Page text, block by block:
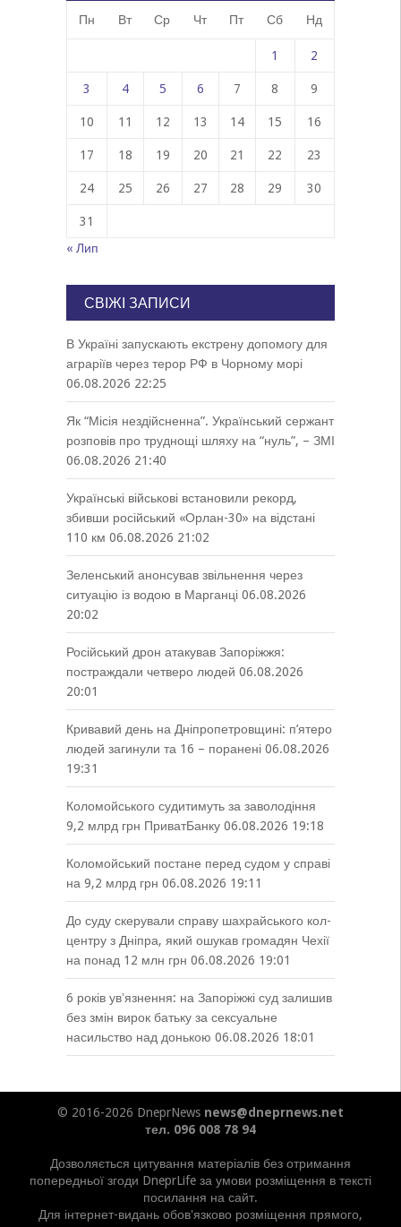
Пн Вт Ср Чт Пт Сб Нд
1 2
3 4 5 6 7 8 9
10 11 12 13 14 15 16
17 18 19 20 21 22 23
24 25 26 27 28 29 30
31
« Лип
СВІЖІ ЗАПИСИ
В Україні запускають екстрену допомогу для
аграріїв через терор РФ в Чорному морі
06.08.2026 22:25
Як “Місія нездійсненна”. Український сержант
розповів про труднощі шляху на “нуль”, – ЗМІ
06.08.2026 21:40
Українські військові встановили рекорд,
збивши російський «Орлан-30» на відстані
110 км 06.08.2026 21:02
Зеленський анонсував звільнення через
ситуацію із водою в Марганці 06.08.2026
20:02
Російський дрон атакував Запоріжжя:
постраждали четверо людей 06.08.2026
20:01
Кривавий день на Дніпропетровщині: п’ятеро
людей загинули та 16 – поранені 06.08.2026
19:31
Коломойського судитимуть за заволодіння
9,2 млрд грн ПриватБанку 06.08.2026 19:18
Коломойський постане перед судом у справі
на 9,2 млрд грн 06.08.2026 19:11
До суду скерували справу шахрайського кол-
центру з Дніпра, який ошукав громадян Чехії
на понад 12 млн грн 06.08.2026 19:01
6 років увʼязнення: на Запоріжжі суд залишив
без змін вирок батьку за сексуальне
насильство над донькою 06.08.2026 18:01
© 2016-2026 DneprNews news@dneprnews.net
тел. 096 008 78 94
Дозволяється цитування матеріалів без отримання
попередньої згоди DneprLife за умови розміщення в тексті
посилання на сайт.
Для інтернет-видань обов'язково розміщення прямого,